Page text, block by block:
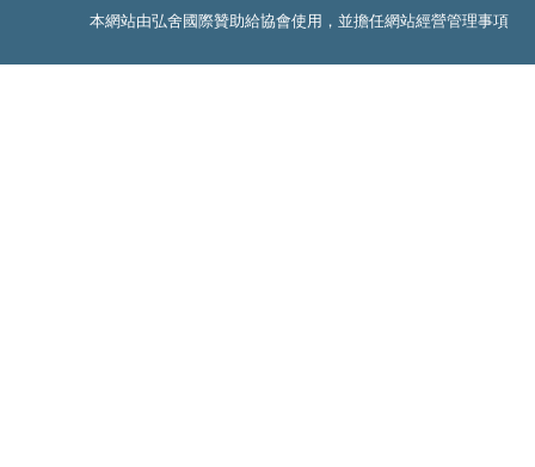
本網站由弘舍國際贊助給協會使用，並擔任網站經營管理事項